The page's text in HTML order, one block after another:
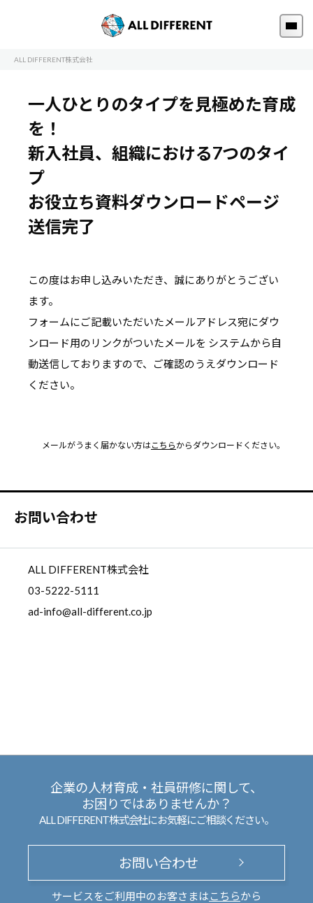
ALL DIFFERENT株式会社
一人ひとりのタイプを見極めた育成
を！
新入社員、組織における7つのタイ
プ
お役立ち資料ダウンロードページ
送信完了
この度はお申し込みいただき、誠にありがとうござい
ます。
フォームにご記載いただいたメールアドレス宛にダウ
ンロード用のリンクがついたメールを システムから自
動送信しておりますので、ご確認のうえダウンロード
ください。
メールがうまく届かない方はこちら からダウンロードください。
お問い合わせ
ALL DIFFERENT株式会社
03-5222-5111
ad-info@all-different.co.jp
企業の人材育成・社員研修に関して、
お困りではありませんか？
ALL DIFFERENT株式会社にお気軽にご相談ください。
お問い合わせ
サービスをご利用中のお客さまは こちらから